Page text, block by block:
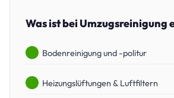
Was ist bei Umzugsreinigung
Bodenreinigung und -politur
Heizungslüftungen & Luftfiltern